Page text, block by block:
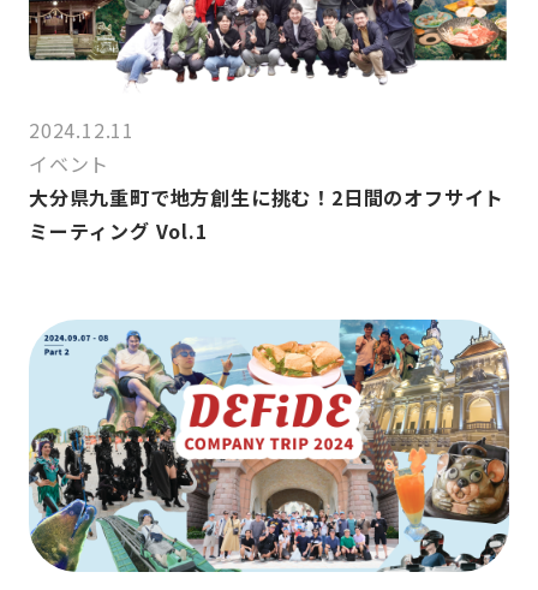
2024.12.11
イベント
大分県九重町で地方創生に挑む！2日間のオフサイト
ミーティング Vol.1